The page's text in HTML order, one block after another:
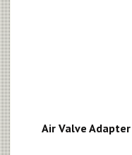
Air Valve Adapter